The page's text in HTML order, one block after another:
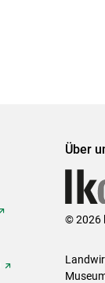
Über
© 2026